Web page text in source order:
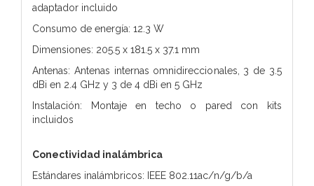
adaptador incluido
Consumo de energía: 12.3 W
Dimensiones: 205.5 x 181.5 x 37.1 mm
Antenas: Antenas internas omnidireccionales, 3 de 3.5
dBi en 2.4 GHz y 3 de 4 dBi en 5 GHz
Instalación: Montaje en techo o pared con kits
incluidos
Conectividad inalámbrica
Estándares inalámbricos: IEEE 802.11ac/n/g/b/a